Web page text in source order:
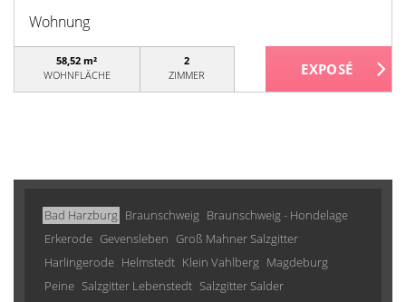
Wohnung
58,52 m²
WOHNFLÄCHE
2
ZIMMER
Bad Harzburg Braunschweig Braunschweig - Hondelage
Erkerode Gevensleben Groß Mahner Salzgitter
Harlingerode Helmstedt Klein Vahlberg Magdeburg
Peine Salzgitter Lebenstedt Salzgitter Salder